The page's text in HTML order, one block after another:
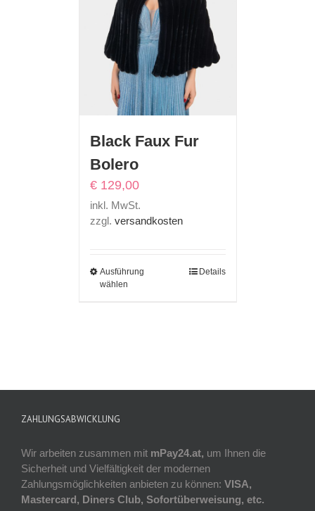
Black Faux Fur
Bolero
€129,00
inkl. MwSt.
zzgl. versandkosten
Ausführung
wählen
Details
ZAHLUNGSABWICKLUNG
Wir arbeiten zusammen mit mPay24.at, um Ihnen die
Sicherheit und Vielfältigkeit der modernen
Zahlungsmöglichkeiten anbieten zu können: VISA,
Mastercard, Diners Club, Sofortüberweisung, etc.